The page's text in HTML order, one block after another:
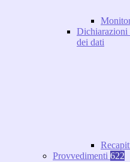
Dichiarazioni
dei dati
Provvedimenti 622